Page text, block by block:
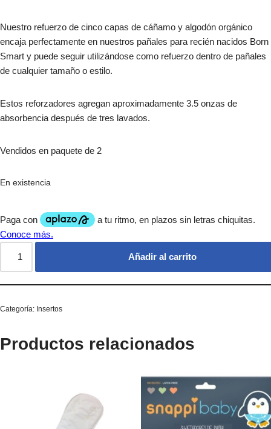
Nuestro refuerzo de cinco capas de cáñamo y algodón orgánico
encaja perfectamente en nuestros pañales para recién nacidos Born
Smart y puede seguir utilizándose como refuerzo dentro de pañales
de cualquier tamaño o estilo.
Estos reforzadores agregan aproximadamente 3.5 onzas de
absorbencia después de tres lavados.
Vendidos en paquete de 2
En existencia
Añadir al carrito
Categoría: Insertos
Productos relacionados